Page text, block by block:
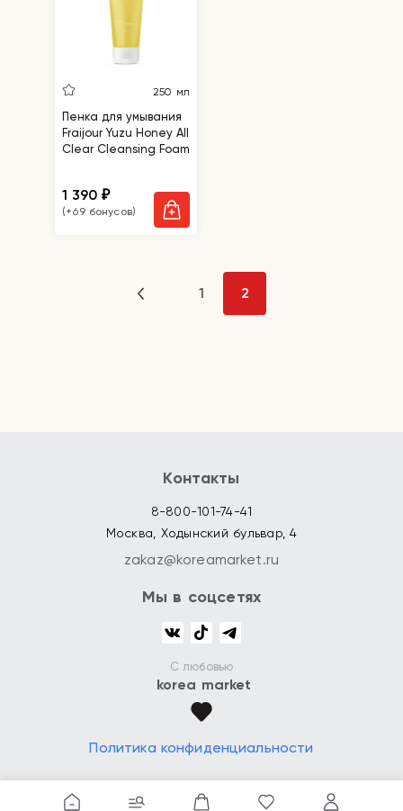
250 мл
Пенка для умывания
Fraijour Yuzu Honey All
Clear Cleansing Foam
1 390₽
(+69 бонусов)
1 2
Контакты
8-800-101-74-41
Москва, Ходынский бульвар, 4
zakaz@koreamarket.ru
Мы в соцсетях
С любовью
korea market
Политика конфиденциальности